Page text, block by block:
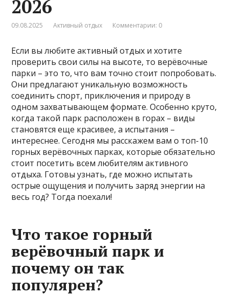
2026
09.08.2025 Активный отдых Комментарии: 0
Если вы любите активный отдых и хотите
проверить свои силы на высоте, то верёвочные
парки – это то, что вам точно стоит попробовать.
Они предлагают уникальную возможность
соединить спорт, приключения и природу в
одном захватывающем формате. Особенно круто,
когда такой парк расположен в горах – виды
становятся еще красивее, а испытания –
интереснее. Сегодня мы расскажем вам о топ-10
горных верёвочных парках, которые обязательно
стоит посетить всем любителям активного
отдыха. Готовы узнать, где можно испытать
острые ощущения и получить заряд энергии на
весь год? Тогда поехали!
Что такое горный
верёвочный парк и
почему он так
популярен?